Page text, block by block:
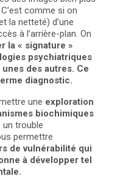
comme si on
la netteté) d’une
à l’arrière-plan. On
la « signature »
psychiatriques
des autres. Ce
diagnostic.
une exploration
biochimiques
un trouble
permettre
de vulnérabilité qui
à développer tel